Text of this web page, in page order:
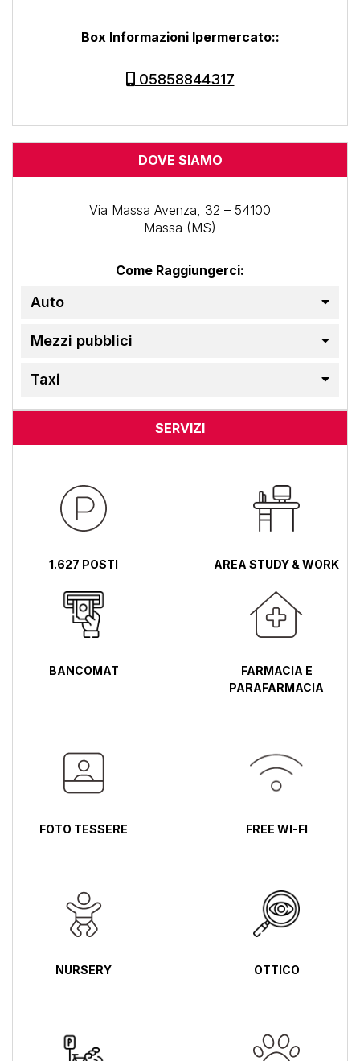
Box Informazioni Ipermercato::
05858844317
DOVE SIAMO
Via Massa Avenza, 32 – 54100
Massa (MS)
Come Raggiungerci:
Auto
Mezzi pubblici
Taxi
SERVIZI
1.627 POSTI AREA STUDY & WORK
BANCOMAT
FARMACIA E
PARAFARMACIA
FOTO TESSERE FREE WI-FI
NURSERY OTTICO